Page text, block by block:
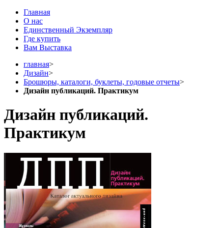
Главная
О нас
Единственный Экземпляр
Где купить
Вам Выставка
главная>
Дизайн>
Брошюры, каталоги, буклеты, годовые отчеты>
Дизайн публикаций. Практикум
Дизайн публикаций.
Практикум